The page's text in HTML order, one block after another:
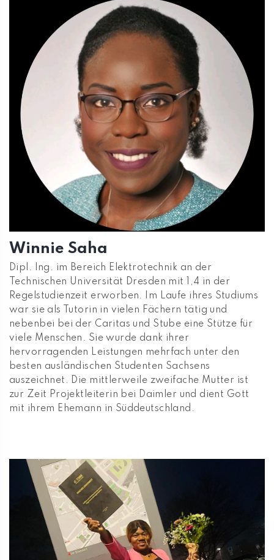
Winnie Saha
Dipl. Ing. im Bereich Elektrotechnik an der
Technischen Universität Dresden mit 1,4 in der
Regelstudienzeit erworben. Im Laufe ihres Studiums
war sie als Tutorin in vielen Fächern tätig und
nebenbei bei der Caritas und Stube eine Stütze für
viele Menschen. Sie wurde dank ihrer
hervorragenden Leistungen mehrfach unter den
besten ausländischen Studenten Sachsens
auszeichnet. Die mittlerweile zweifache Mutter ist
zur Zeit Projektleiterin bei Daimler und dient Gott
mit ihrem Ehemann in Süddeutschland.